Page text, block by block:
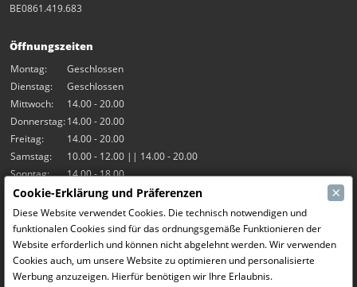
BE0861.419.683
Öffnungszeiten
Montag:
Geschlossen
Dienstag:
Geschlossen
Mittwoch:
14.00 - 20.00
Donnerstag:14.00 - 20.00
Freitag:
14.00 - 20.00
Samstag:
10.00 - 12.00 || 14.00 - 20.00
Sonntag:
14.00 - 18.00
Unsere Aktivitäten
Indoor-Halle Hangar7
RC-Drift
RC Bangers
Cookie-Erklärung und Präferenzen ×
Diese Website verwendet Cookies. Die technisch notwendigen und
funktionalen Cookies sind für das ordnungsgemäße Funktionieren der
Website erforderlich und können nicht abgelehnt werden. Wir verwenden
Cookies auch, um unsere Website zu optimieren und personalisierte
Werbung anzuzeigen. Hierfür benötigen wir Ihre Erlaubnis.